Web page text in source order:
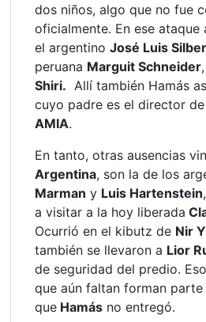
dos niños, algo que no fue
oficialmente. En ese ataque
el argentinoJosé Luis
peruana Marguit Schneider
Shiri. Allí también Hamás
cuyo padre es el director
AMIA.
En tanto, otras ausencias
Argentina, son la de los
Marman y Luis Hartenstein
a visitar a la hoy liberada
Ocurrió en el kibutz de Nir
también se llevaron a Lior
de seguridad del predio.
que aún faltan forman parte
que Hamás no entregó.